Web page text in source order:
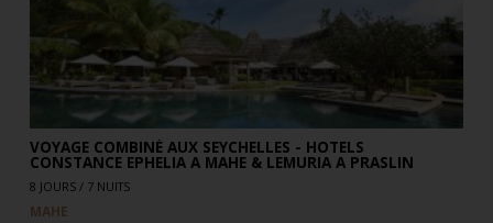
VOYAGE COMBINÉ AUX SEYCHELLES - HOTELS
CONSTANCE EPHELIA A MAHE & LEMURIA A PRASLIN
8 JOURS / 7 NUITS
MAHE